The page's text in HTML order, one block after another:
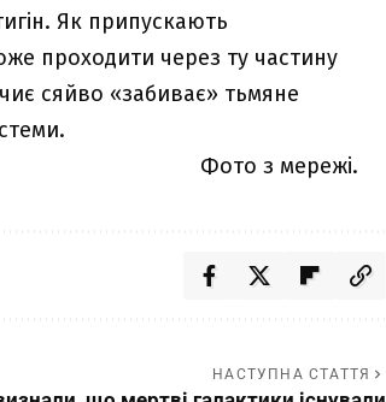
Як припускають
проходити через ту частину
сяйво «забиває» тьмяне
Фото з мережі.
НАСТУПНА СТАТТЯ